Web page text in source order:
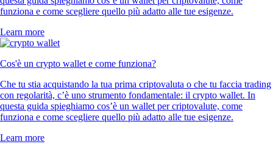
funziona e come scegliere quello più adatto alle tue esigenze.
Learn more
Cos'è un crypto wallet e come funziona?
Che tu stia acquistando la tua prima criptovaluta o che tu faccia trading
con regolarità, c’è uno strumento fondamentale: il crypto wallet. In
questa guida spieghiamo cos’è un wallet per criptovalute, come
funziona e come scegliere quello più adatto alle tue esigenze.
Learn more